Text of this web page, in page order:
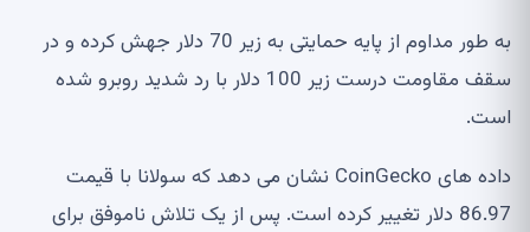
به طور مداوم از پایه حمایتی به زیر 70 دلار جهش کرده و در
سقف مقاومت درست زیر 100 دلار با رد شدید روبرو شده
است.
داده های CoinGecko نشان می دهد که سولانا با قیمت
86.97 دلار تغییر کرده است. پس از یک تلاش ناموفق برای